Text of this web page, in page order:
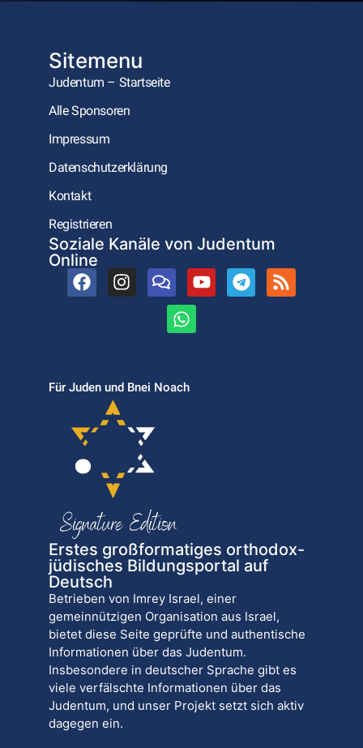
Sitemenu
Judentum – Startseite
Alle Sponsoren
Impressum
Datenschutzerklärung
Kontakt
Registrieren
Soziale Kanäle von Judentum
Online
Für Juden und Bnei Noach
Erstes großformatiges orthodox-
jüdisches Bildungsportal auf
Deutsch
Betrieben von Imrey Israel, einer
gemeinnützigen Organisation aus Israel,
bietet diese Seite geprüfte und authentische
Informationen über das Judentum.
Insbesondere in deutscher Sprache gibt es
viele verfälschte Informationen über das
Judentum, und unser Projekt setzt sich aktiv
dagegen ein.